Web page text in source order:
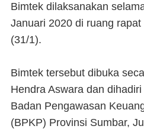
Bimtek dilaksanakan
Januari 2020 di ruang
(31/1).
Bimtek tersebut dibuka
Hendra Aswara dan
Badan Pengawasan
(BPKP) Provinsi Sumbar,